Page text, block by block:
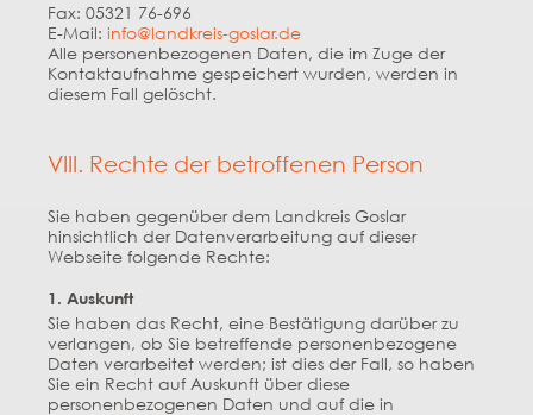
Fax: 05321 76-696
E-Mail: info@landkreis-goslar.de
Alle personenbezogenen Daten, die im Zuge der
Kontaktaufnahme gespeichert wurden, werden in
diesem Fall gelöscht.
VIII. Rechte der betroffenen Person
Sie haben gegenüber dem Landkreis Goslar
hinsichtlich der Datenverarbeitung auf dieser
Webseite folgende Rechte:
1. Auskunft
Sie haben das Recht, eine Bestätigung darüber zu
verlangen, ob Sie betreffende personenbezogene
Daten verarbeitet werden; ist dies der Fall, so haben
Sie ein Recht auf Auskunft über diese
personenbezogenen Daten und auf die in